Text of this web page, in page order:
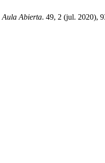
Aula Abierta. 49, 2 (jul. 2020),